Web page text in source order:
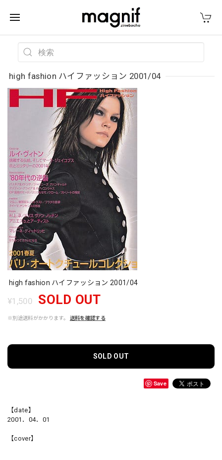
high fashion ハイファッション 2001/04
high fashion ハイファッション 2001/04
¥1,500 SOLD OUT
※別途送料がかかります。 送料を確認する
SOLD OUT
Save
【date】
2001．04．01
【cover】